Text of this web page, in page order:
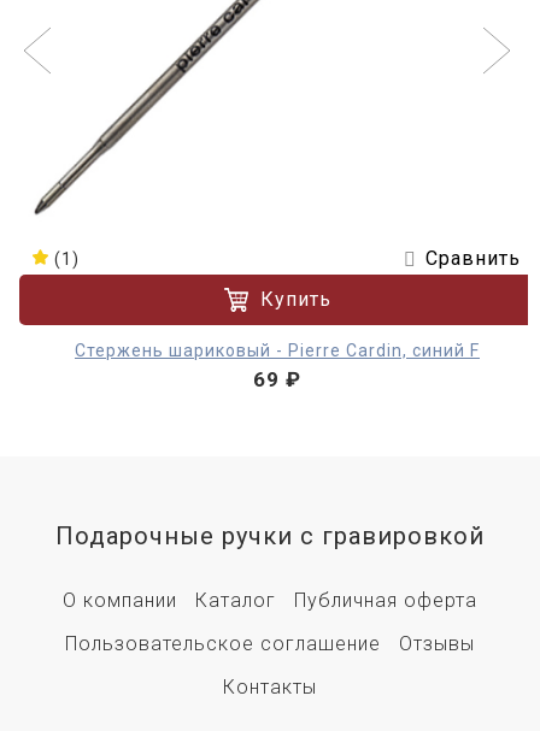
(1)
Сравнить
Купить
Стержень шариковый - Pierre Cardin, синий F
69 ₽
Подарочные ручки с гравировкой
О компании Каталог
Публичная оферта
Пользовательское соглашение
Отзывы
Контакты